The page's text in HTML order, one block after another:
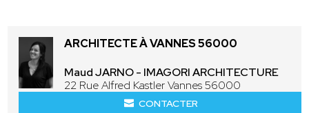
ARCHITECTE À VANNES 56000
Maud JARNO - IMAGORI ARCHITECTURE
22 Rue Alfred Kastler Vannes 56000
CONTACTER